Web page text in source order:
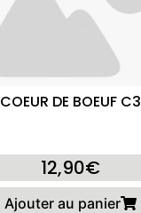
COEUR DE BOEUF C3
12,90€
Ajouter au panier